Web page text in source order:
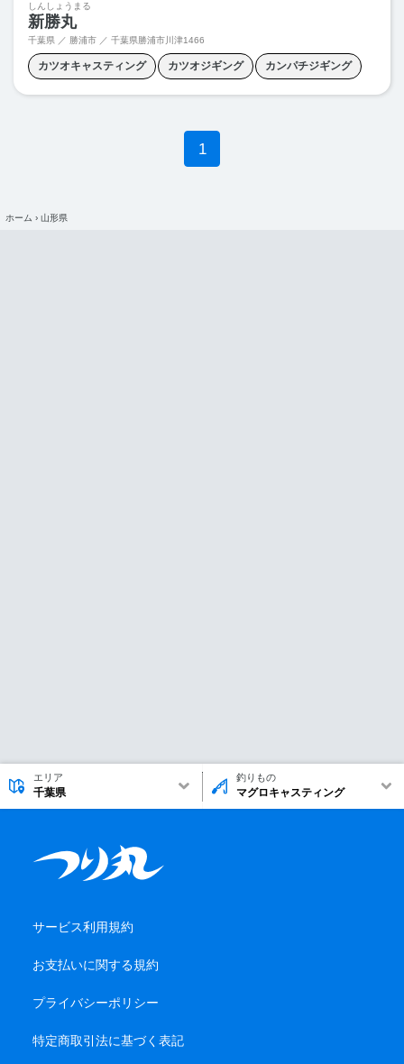
しんしょうまる
新勝丸
千葉県 ／ 勝浦市 ／ 千葉県勝浦市川津1466
カツオキャスティング カツオジギング カンパチジギング
キャスティング ジギング ヒラマサキャスティング
ブリジギング
1
ホーム › 山形県
エリア
千葉県
釣りもの
マグロキャスティング
サービス利用規約
お支払いに関する規約
プライバシーポリシー
特定商取引法に基づく表記